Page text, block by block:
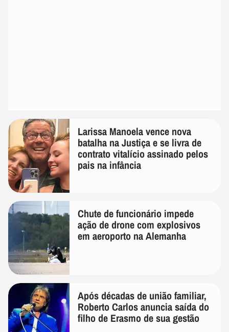
Larissa Manoela vence nova
batalha na Justiça e se livra de
contrato vitalício assinado pelos
pais na infância
Chute de funcionário impede
ação de drone com explosivos
em aeroporto na Alemanha
Após décadas de união familiar,
Roberto Carlos anuncia saída do
filho de Erasmo de sua gestão